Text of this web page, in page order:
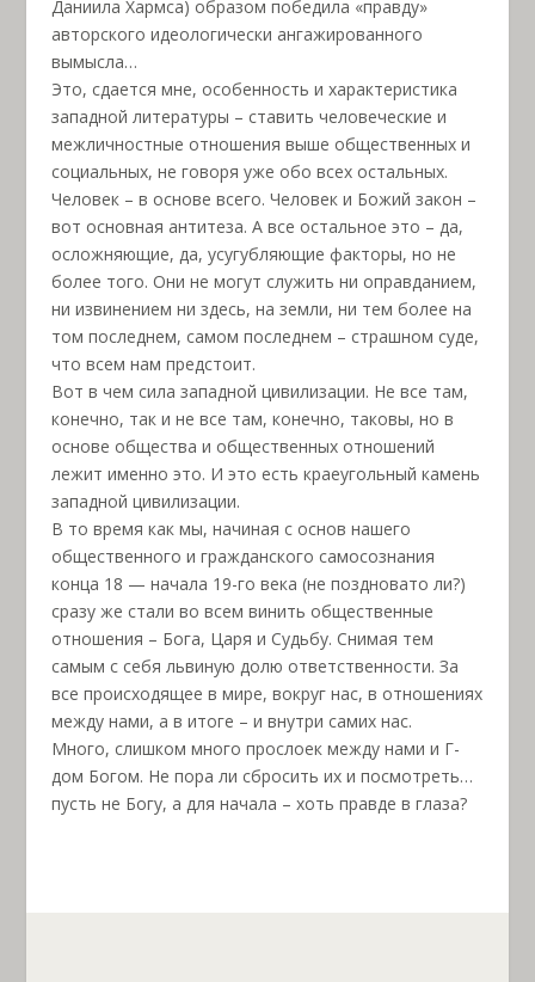
Даниила Хармса) образом победила «правду»
авторского идеологически ангажированного
вымысла…
Это, сдается мне, особенность и характеристика
западной литературы – ставить человеческие и
межличностные отношения выше общественных и
социальных, не говоря уже обо всех остальных.
Человек – в основе всего. Человек и Божий закон –
вот основная антитеза. А все остальное это – да,
осложняющие, да, усугубляющие факторы, но не
более того. Они не могут служить ни оправданием,
ни извинением ни здесь, на земли, ни тем более на
том последнем, самом последнем – страшном суде,
что всем нам предстоит.
Вот в чем сила западной цивилизации. Не все там,
конечно, так и не все там, конечно, таковы, но в
основе общества и общественных отношений
лежит именно это. И это есть краеугольный камень
западной цивилизации.
В то время как мы, начиная с основ нашего
общественного и гражданского самосознания
конца 18 — начала 19-го века (не поздновато ли?)
сразу же стали во всем винить общественные
отношения – Бога, Царя и Судьбу. Снимая тем
самым с себя львиную долю ответственности. За
все происходящее в мире, вокруг нас, в отношениях
между нами, а в итоге – и внутри самих нас.
Много, слишком много прослоек между нами и Г-
дом Богом. Не пора ли сбросить их и посмотреть…
пусть не Богу, а для начала – хоть правде в глаза?